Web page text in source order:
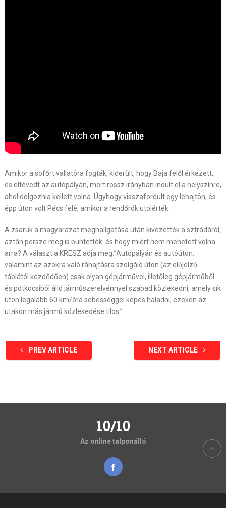
Amikor a sofőrt vallatóra fogták, kiderült, hogy Baja felől érkezett,
és eltévedt az autópályán, mert rossz irányban indult el a helyszínre,
ahol dolgoznia kellett volna. Úgyhogy visszafordult egy lehajtón, és
épp úton volt Pécs felé, amikor a rendőrök utolérték.
A zsaruk a magyarázat meghallgatása után kivezették a sztrádáról,
aztán persze meg is büntették. és hogy miért nem mehetett volna
arra? A választ a KRESZ adja meg:”Autópályán és autóúton,
valamint az azokra való ráhajtásra szolgáló úton (az előjelző
táblától kezdődően) csak olyan gépjárművel, illetőleg gépjárműből
és pótkocsiból álló járműszerelvénnyel szabad közlekedni, amely sík
úton legalább 60 km/óra sebességgel képes haladni; ezeken az
utakon más jármű közlekedése tilos.”
PREV ARTICLE NEXT ARTICLE
10/10
Az online talponálló